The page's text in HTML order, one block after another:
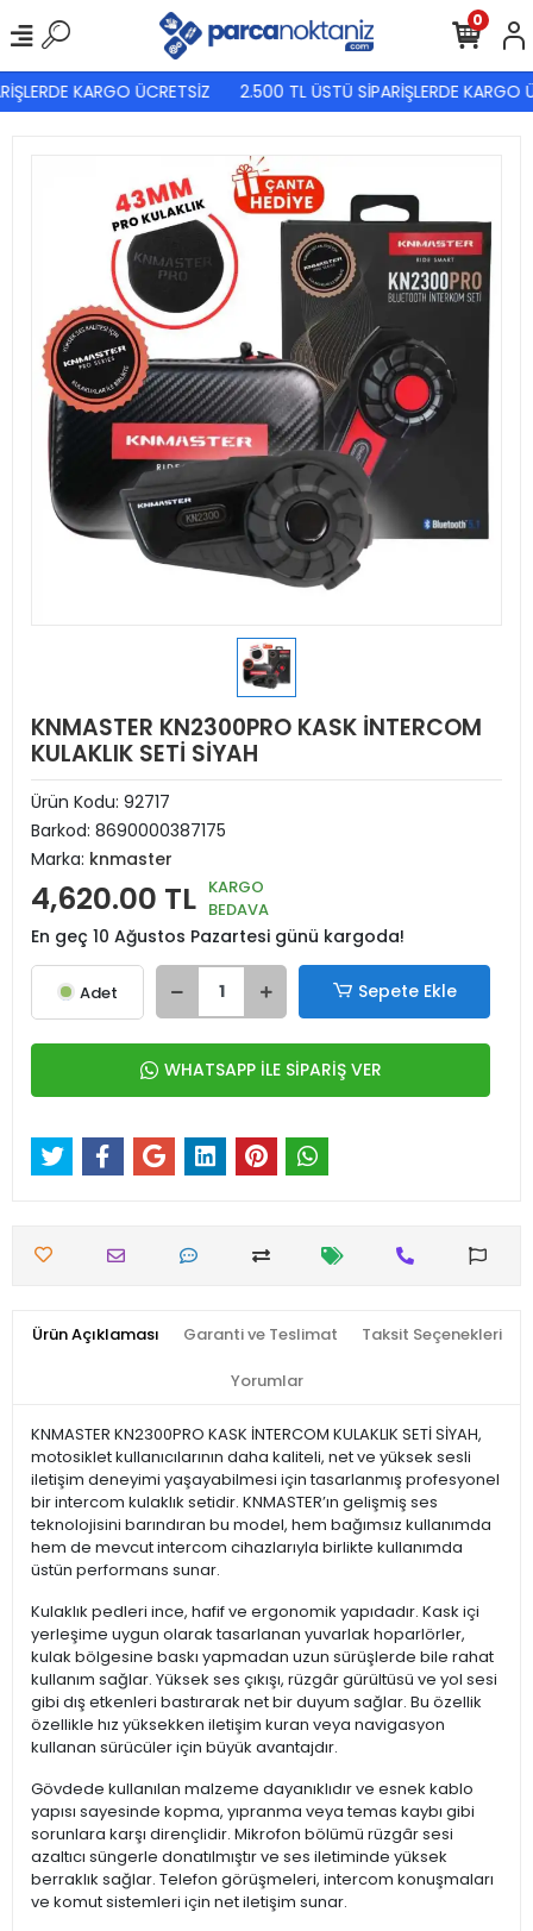
KARGO ÜCRETSİZ 2.500 TL ÜSTÜ SİPARİŞLERDE KARGO
0
KNMASTER KN2300PRO KASK İNTERCOM
KULAKLIK SETİ SİYAH
Ürün Kodu: 92717
Barkod: 8690000387175
Marka: knmaster
4,620.00 TL KARGO
BEDAVA
En geç 10 Ağustos Pazartesi günü kargoda!
Adet Sepete Ekle
WHATSAPP İLE SİPARİŞ VER
Ürün Açıklaması Garanti ve Teslimat Taksit Seçenekleri
Yorumlar
KNMASTER KN2300PRO KASK İNTERCOM KULAKLIK SETİ SİYAH,
motosiklet kullanıcılarının daha kaliteli, net ve yüksek sesli
iletişim deneyimi yaşayabilmesi için tasarlanmış profesyonel
bir intercom kulaklık setidir. KNMASTER’ın gelişmiş ses
teknolojisini barındıran bu model, hem bağımsız kullanımda
hem de mevcut intercom cihazlarıyla birlikte kullanımda
üstün performans sunar.
Kulaklık pedleri ince, hafif ve ergonomik yapıdadır. Kask içi
yerleşime uygun olarak tasarlanan yuvarlak hoparlörler,
kulak bölgesine baskı yapmadan uzun sürüşlerde bile rahat
kullanım sağlar. Yüksek ses çıkışı, rüzgâr gürültüsü ve yol sesi
gibi dış etkenleri bastırarak net bir duyum sağlar. Bu özellik
özellikle hız yüksekken iletişim kuran veya navigasyon
kullanan sürücüler için büyük avantajdır.
Gövdede kullanılan malzeme dayanıklıdır ve esnek kablo
yapısı sayesinde kopma, yıpranma veya temas kaybı gibi
sorunlara karşı dirençlidir. Mikrofon bölümü rüzgâr sesi
azaltıcı süngerle donatılmıştır ve ses iletiminde yüksek
berraklık sağlar. Telefon görüşmeleri, intercom konuşmaları
ve komut sistemleri için net iletişim sunar.